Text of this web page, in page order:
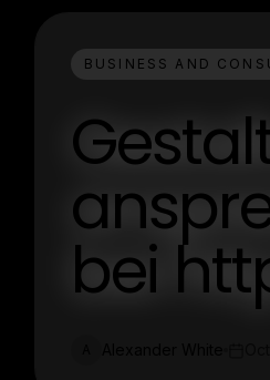
BUSINESS AND
bei